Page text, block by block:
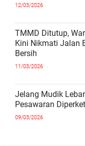
12/03/2026
TMMD Ditutup,
Kini Nikmati Jalan
Bersih
11/03/2026
Jelang Mudik
Pesawaran
09/03/2026